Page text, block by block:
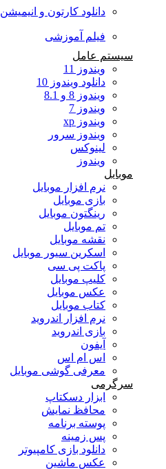
دانلود کارتون و انیمیشن
فیلم آموزشی
سیستم عامل
ویندوز 11
دانلود ویندوز 10
ویندوز 8 و 8.1
ویندوز 7
ویندوز xp
ویندوز سرور
لینوکس
ویندوز
موبایل
نرم افزار موبایل
بازی موبایل
رینگتون موبایل
تم موبایل
نقشه موبایل
اسکرین سیور موبایل
پاکت پی سی
کلیپ موبایل
عکس موبایل
کتاب موبایل
نرم افزار اندروید
بازی اندروید
آیفون
اس ام اس
معرفی گوشی موبایل
سرگرمی
ابزار دسکتاپ
محافظ نمایش
پوسته برنامه
پس زمینه
دانلود بازی کامپیوتر
عکس ماشین